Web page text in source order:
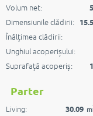
Volum net:
Dimensiunile clădirii:
Înălțimea clădirii:
Unghiul acoperișului:
Suprafață acoperiș:
Parter
Living: 30.09 m